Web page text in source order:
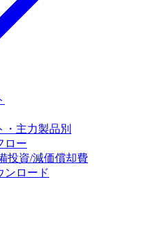
・主力製品別
ロー
投資/減価償却費
ンロード